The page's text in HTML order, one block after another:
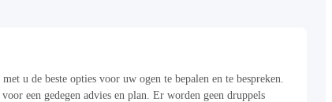
u de beste opties voor uw ogen te bepalen en te bespreken.
een gedegen advies en plan. Er worden geen druppels